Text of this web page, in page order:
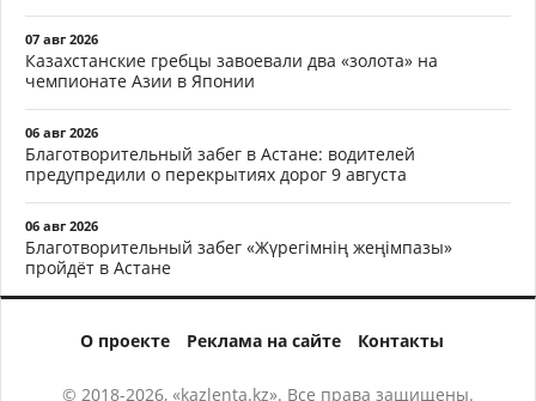
07 авг 2026
Казахстанские гребцы завоевали два «золота» на
чемпионате Азии в Японии
06 авг 2026
Благотворительный забег в Астане: водителей
предупредили о перекрытиях дорог 9 августа
06 авг 2026
Благотворительный забег «Жүрегімнің жеңімпазы»
пройдёт в Астане
О проекте Реклама на сайте Контакты
© 2018-2026, «kazlenta.kz». Все права защищены.